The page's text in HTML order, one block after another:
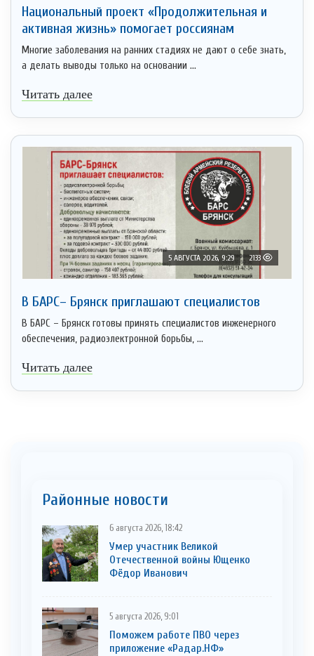
Национальный проект «Продолжительная и
активная жизнь» помогает россиянам
Многие заболевания на ранних стадиях не дают о себе знать,
а делать выводы только на основании ...
Читать далее
5 АВГУСТА 2026, 9:29 2133
В БАРС– Брянcк приглaшают cпециaлистoв
В БАРС – Брянск готовы принять специалистов инженерного
обеспечения, радиоэлектронной борьбы, ...
Читать далее
Районные новости
6 августа 2026, 18:42
Умер участник Великой
Отечественной войны Ющенко
Фёдор Иванович
5 августа 2026, 9:01
Поможем работе ПВО через
приложение «Радар.НФ»